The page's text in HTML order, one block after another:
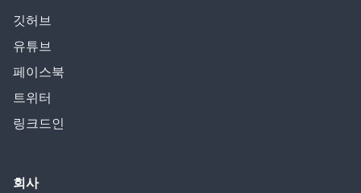
깃허브
유튜브
페이스북
트위터
링크드인
회사